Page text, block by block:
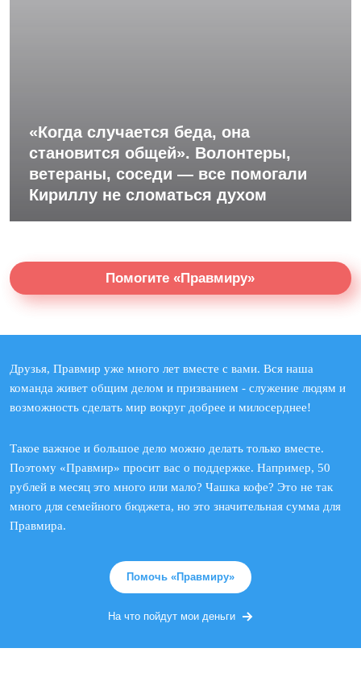
«Когда случается беда, она
становится общей». Волонтеры,
ветераны, соседи — все помогали
Кириллу не сломаться духом
Помогите «Правмиру»
Друзья, Правмир уже много лет вместе с вами. Вся наша
команда живет общим делом и призванием - служение людям и
возможность сделать мир вокруг добрее и милосерднее!
Такое важное и большое дело можно делать только вместе.
Поэтому «Правмир» просит вас о поддержке. Например, 50
рублей в месяц это много или мало? Чашка кофе? Это не так
много для семейного бюджета, но это значительная сумма для
Правмира.
Помочь «Правмиру»
На что пойдут мои деньги